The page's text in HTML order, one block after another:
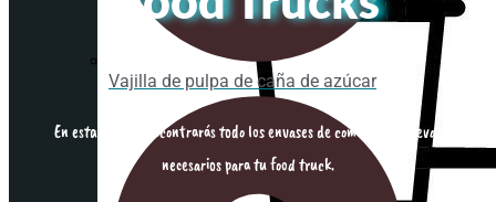
Vajilla de pulpa de caña de azúcar
En esta sección encontrarás todo los envases de comida para llevar
necesarios para tu food truck.